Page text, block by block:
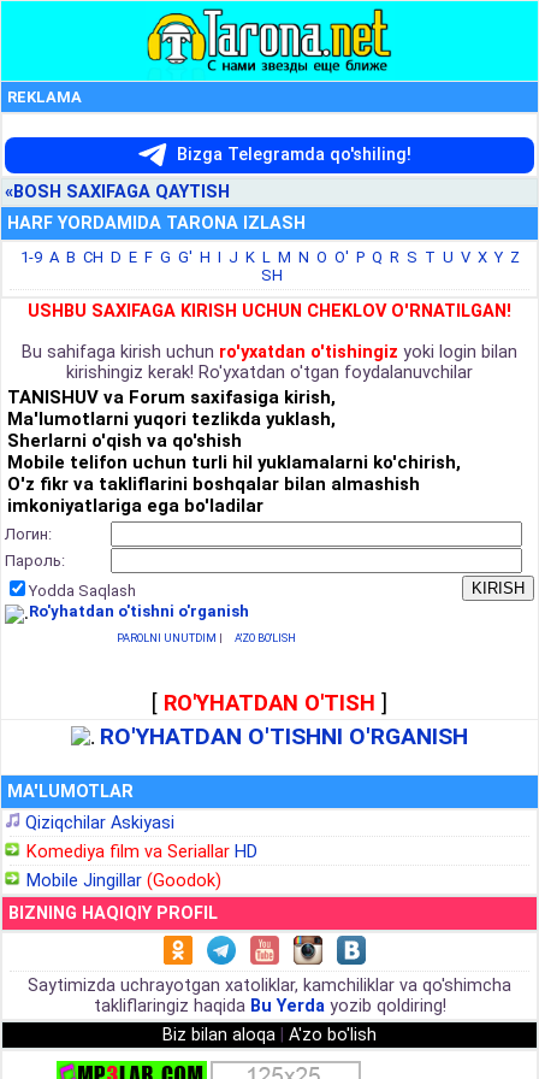
REKLAMA
Bizga Telegramda qo'shiling!
«BOSH SAXIFAGA QAYTISH
HARF YORDAMIDA TARONA IZLASH
1-9 A B CH D E F G G' H I J K L M N O O' P Q R S T U V X Y Z
SH
USHBU SAXIFAGA KIRISH UCHUN CHEKLOV O'RNATILGAN!
Bu sahifaga kirish uchun ro'yxatdan o'tishingiz yoki login bilan
kirishingiz kerak! Ro'yxatdan o'tgan foydalanuvchilar
TANISHUV va Forum saxifasiga kirish,
Ma'lumotlarni yuqori tezlikda yuklash,
Sherlarni o'qish va qo'shish
Mobile telifon uchun turli hil yuklamalarni ko'chirish,
O'z fikr va takliflarini boshqalar bilan almashish
imkoniyatlariga ega bo'ladilar
Логин:
Пароль:
Yodda Saqlash
Ro'yhatdan o'tishni o'rganish
PAROLNI UNUTDIM | A'ZO BO'LISH
[ RO'YHATDAN O'TISH ]
RO'YHATDAN O'TISHNI O'RGANISH
MA'LUMOTLAR
Qiziqchilar Askiyasi
Komediya film va Seriallar HD
Mobile Jingillar (Goodok)
BIZNING HAQIQIY PROFIL
Saytimizda uchrayotgan xatoliklar, kamchiliklar va qo'shimcha
takliflaringiz haqida Bu Yerdayozib qoldiring!
Biz bilan aloqa
A'zo bo'lish